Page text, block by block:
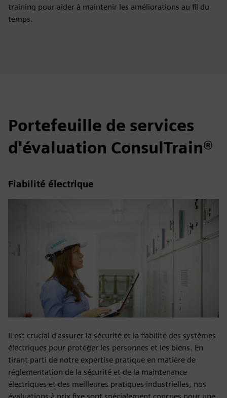
training pour aider à maintenir les améliorations au fil du
temps.
Portefeuille de services
d'évaluation ConsulTrain®
Fiabilité électrique
Il est crucial d'assurer la sécurité et la fiabilité des systèmes
électriques pour protéger les personnes et les biens. En
tirant parti de notre expertise pratique en matière de
réglementation de la sécurité et de la maintenance
électriques et des meilleures pratiques industrielles, nos